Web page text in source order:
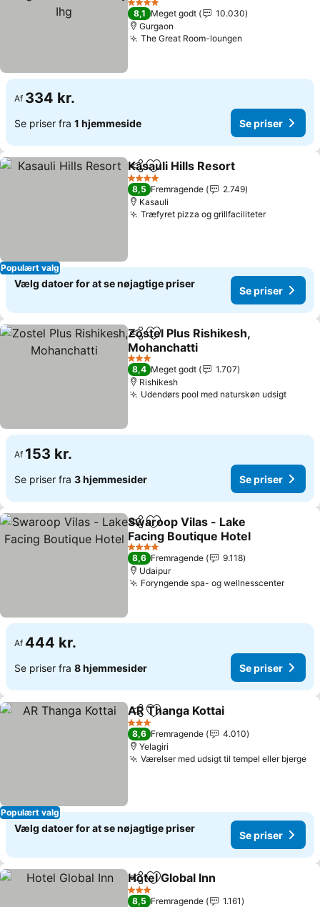
Ihg
4 Stjerner
8,1 Meget godt
10.030
Gurgaon
The Great Room-loungen
Af 334 kr.
Se priser fra 1 hjemmeside Se priser
Populært valg
Del Føj til favoritter
Kasauli Hills Resort
4 Stjerner
8,5 Fremragende
2.749
Kasauli
Træfyret pizza og grillfaciliteter
Vælg datoer for at se nøjagtige priser
Se priser
Del Føj til favoritter
Zostel Plus Rishikesh,
Mohanchatti
3 Stjerner
8,4 Meget godt
1.707
Rishikesh
Udendørs pool med naturskøn udsigt
Af 153 kr.
Se priser fra 3 hjemmesider Se priser
Del Føj til favoritter
Swaroop Vilas - Lake
Facing Boutique Hotel
4 Stjerner
8,6 Fremragende
9.118
Udaipur
Foryngende spa- og wellnesscenter
Af 444 kr.
Se priser fra 8 hjemmesider Se priser
Populært valg
Del Føj til favoritter
AR Thanga Kottai
3 Stjerner
8,6 Fremragende
4.010
Yelagiri
Værelser med udsigt til tempel eller bjerge
Vælg datoer for at se nøjagtige priser
Se priser
Del Føj til favoritter
Hotel Global Inn
3 Stjerner
8,5 Fremragende
1.161